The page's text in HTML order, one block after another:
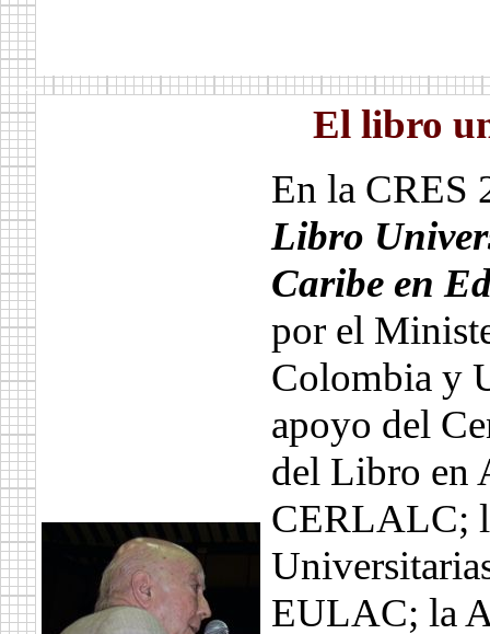
.. .
El libro
En la CRES
Libro
Caribe en
por el
Colombia y
apoyo del
del Libro en
CERLALC;
EULAC; la